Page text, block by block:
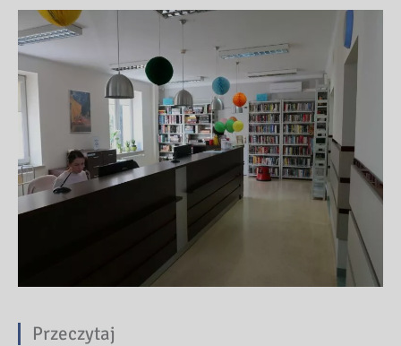
Przeczytaj